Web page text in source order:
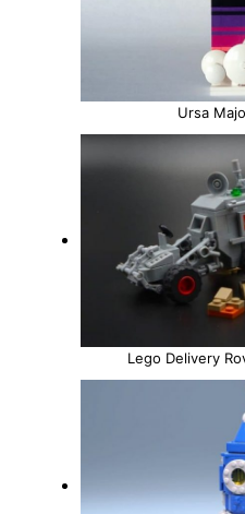
Ursa
Lego Delivery